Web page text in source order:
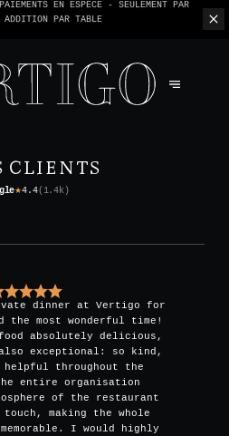
CLIENTS
★4.4(1.4k)
dinner at Vertigo for
the most wonderful time!
absolutely delicious,
exceptional: so kind,
throughout the
entire organisation
of the restaurant
making the whole
I would highly